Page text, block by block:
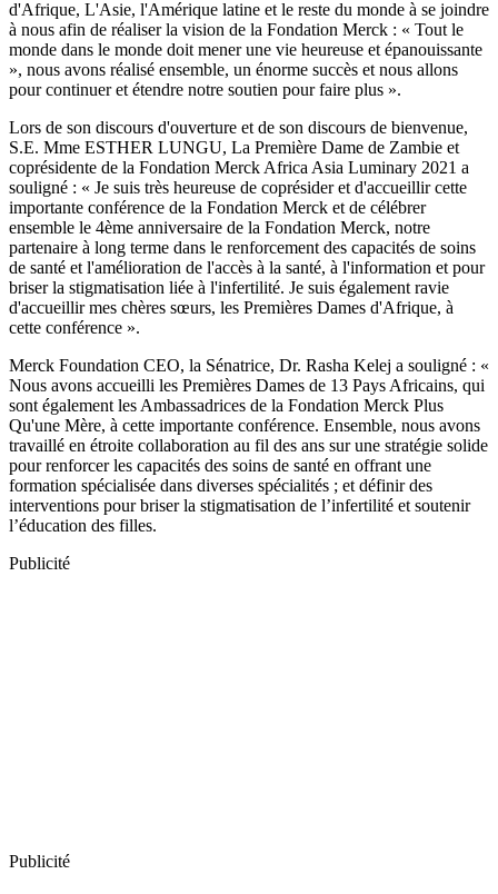
d'Afrique, L'Asie, l'Amérique latine et le reste du monde à se joindre
à nous afin de réaliser la vision de la Fondation Merck : « Tout le
monde dans le monde doit mener une vie heureuse et épanouissante
», nous avons réalisé ensemble, un énorme succès et nous allons
pour continuer et étendre notre soutien pour faire plus ».
Lors de son discours d'ouverture et de son discours de bienvenue,
S.E. Mme ESTHER LUNGU, La Première Dame de Zambie et
coprésidente de la Fondation Merck Africa Asia Luminary 2021 a
souligné : « Je suis très heureuse de coprésider et d'accueillir cette
importante conférence de la Fondation Merck et de célébrer
ensemble le 4ème anniversaire de la Fondation Merck, notre
partenaire à long terme dans le renforcement des capacités de soins
de santé et l'amélioration de l'accès à la santé, à l'information et pour
briser la stigmatisation liée à l'infertilité. Je suis également ravie
d'accueillir mes chères sœurs, les Premières Dames d'Afrique, à
cette conférence ».
Merck Foundation CEO, la Sénatrice, Dr. Rasha Kelej a souligné : «
Nous avons accueilli les Premières Dames de 13 Pays Africains, qui
sont également les Ambassadrices de la Fondation Merck Plus
Qu'une Mère, à cette importante conférence. Ensemble, nous avons
travaillé en étroite collaboration au fil des ans sur une stratégie solide
pour renforcer les capacités des soins de santé en offrant une
formation spécialisée dans diverses spécialités ; et définir des
interventions pour briser la stigmatisation de l’infertilité et soutenir
l’éducation des filles.
Publicité
Publicité